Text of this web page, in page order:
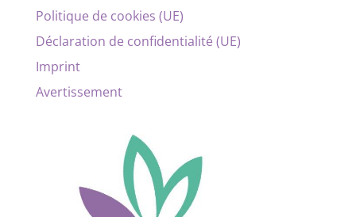
Politique de cookies (UE)
Déclaration de confidentialité (UE)
Imprint
Avertissement